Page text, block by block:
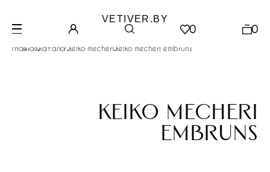
VETIVER.BY
0 0
главная.каталог.keiko mecheri.keiko mecheri embruns
keiko mecheri
embruns